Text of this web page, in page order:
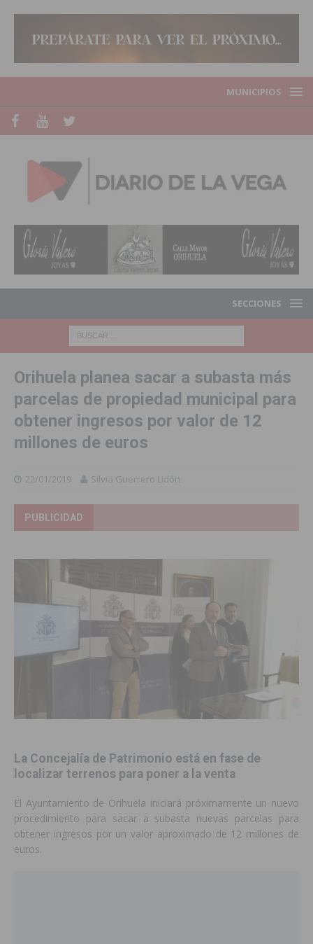
MUNICIPIOS
SECCIONES
Orihuela planea sacar a subasta más
parcelas de propiedad municipal para
obtener ingresos por valor de 12
millones de euros
22/01/2019 Silvia Guerrero Lidón
PUBLICIDAD
La Concejalía de Patrimonio está en fase de
localizar terrenos para poner a la venta
El Ayuntamiento de Orihuela iniciará próximamente un nuevo
procedimiento para sacar a subasta nuevas parcelas para
obtener ingresos por un valor aproximado de 12 millones de
euros.